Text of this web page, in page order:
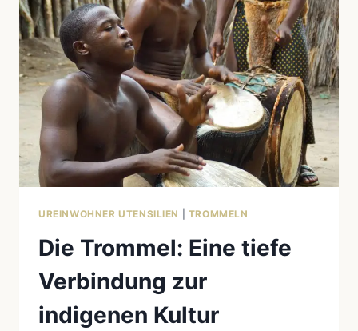
AUS
WESTAFRIKA
UREINWOHNER UTENSILIEN TROMMELN
Die Trommel: Eine tiefe
Verbindung zur
indigenen Kultur